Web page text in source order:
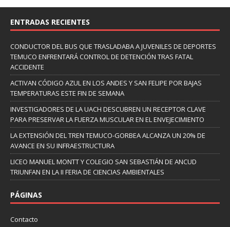
ENTRADAS RECIENTES
CONDUCTOR DEL BUS QUE TRASLADABA A JUVENILES DE DEPORTES
TEMUCO ENFRENTARÁ CONTROL DE DETENCIÓN TRAS FATAL
ACCIDENTE
ACTIVAN CÓDIGO AZUL EN LOS ANDES Y SAN FELIPE POR BAJAS
TEMPERATURAS ESTE FIN DE SEMANA
INVESTIGADORES DE LA UACH DESCUBREN UN RECEPTOR CLAVE
PARA PRESERVAR LA FUERZA MUSCULAR EN EL ENVEJECIMIENTO
LA EXTENSIÓN DEL TREN TEMUCO-GORBEA ALCANZA UN 20% DE
AVANCE EN SU INFRAESTRUCTURA
LICEO MANUEL MONTT Y COLEGIO SAN SEBASTIÁN DE ANCUD
TRIUNFAN EN LA II FERIA DE CIENCIAS AMBIENTALES
PÁGINAS
Contacto